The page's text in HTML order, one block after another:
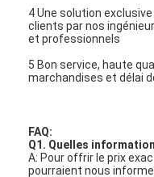
4 Une solution
clients par nos
et professionnels
5 Bon service, haute
marchandises et délai
FAQ:
Q1. Quelles
A: Pour offrir le prix
pourraient nous